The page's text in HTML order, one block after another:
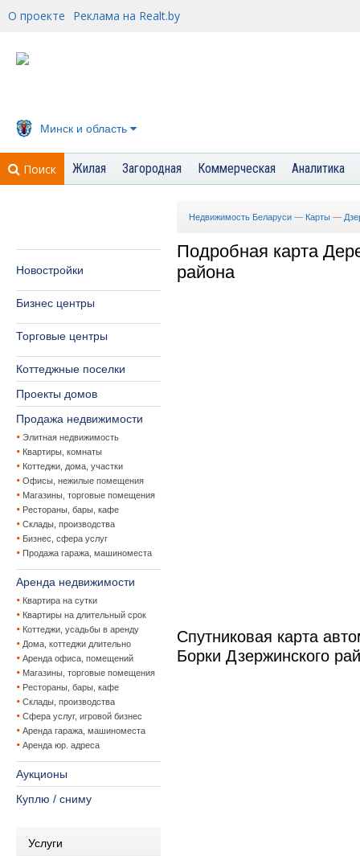
О проекте Реклама на Realt.by
Минск и область
Поиск Жилая Загородная Коммерческая Аналитика
Новостройки
Бизнес центры
Торговые центры
Коттеджные поселки
Проекты домов
Продажа недвижимости
Элитная недвижимость
Квартиры, комнаты
Коттеджи, дома, участки
Офисы, нежилые помещения
Магазины, торговые помещения
Рестораны, бары, кафе
Склады, производства
Бизнес, сфера услуг
Продажа гаража, машиноместа
Аренда недвижимости
Квартира на сутки
Квартиры на длительный срок
Коттеджи, усадьбы в аренду
Дома, коттеджи длительно
Аренда офиса, помещений
Магазины, торговые помещения
Рестораны, бары, кафе
Склады, производства
Сфера услуг, игровой бизнес
Аренда гаража, машиноместа
Аренда юр. адреса
Аукционы
Куплю / сниму
Услуги
Недвижимость Беларуси — Карты —
Подробная карта
района
Спутниковая карта
Борки Дзержинского